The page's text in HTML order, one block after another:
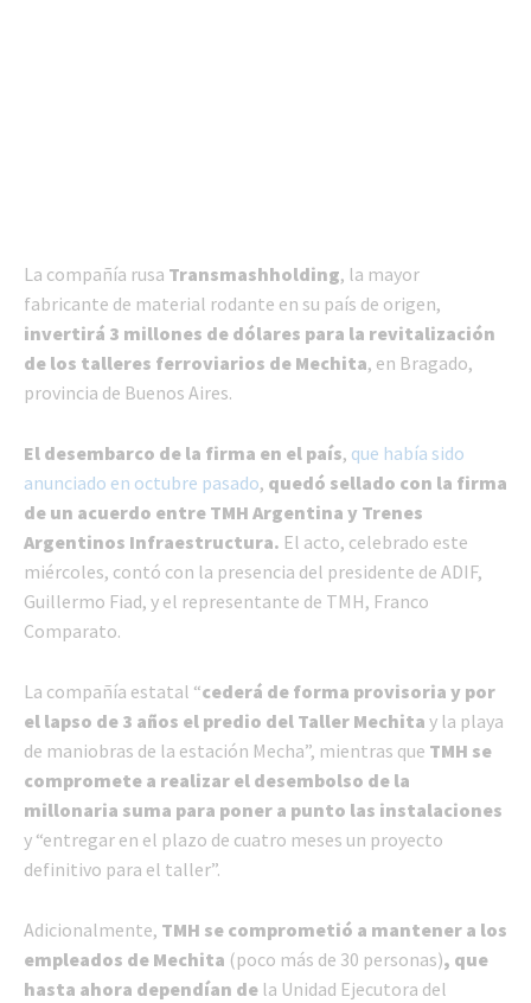
La compañía rusa Transmashholding, la mayor
fabricante de material rodante en su país de origen,
invertirá 3 millones de dólares para la revitalización
de los talleres ferroviarios de Mechita, en Bragado,
provincia de Buenos Aires.
El desembarco de la firma en el país, que había sido
anunciado en octubre pasado, quedó sellado con la firma
de un acuerdo entre TMH Argentina y Trenes
Argentinos Infraestructura. El acto, celebrado este
miércoles, contó con la presencia del presidente de ADIF,
Guillermo Fiad, y el representante de TMH, Franco
Comparato.
La compañía estatal “cederá de forma provisoria y por
el lapso de 3 años el predio del Taller Mechita y la playa
de maniobras de la estación Mecha”, mientras que TMH se
compromete a realizar el desembolso de la
millonaria suma para poner a punto las instalaciones
y “entregar en el plazo de cuatro meses un proyecto
definitivo para el taller”.
Adicionalmente, TMH se comprometió a mantener a los
empleados de Mechita (poco más de 30 personas), que
hasta ahora dependían de la Unidad Ejecutora del